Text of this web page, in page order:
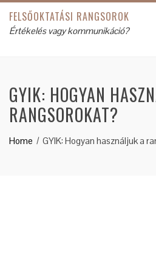
FELSŐOKTATÁSI RANGSOROK
Értékelés vagy kommunikáció?
GYIK: HOGYAN
RANGSOROKAT?
Home GYIK: Hogyan használjuk a